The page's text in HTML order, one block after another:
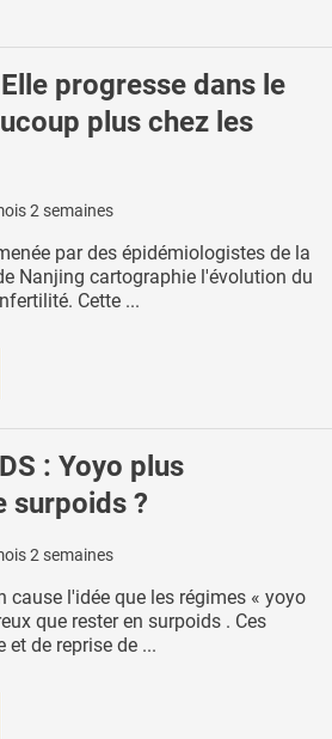
progresse dans le
plus chez les
2 semaines
par des épidémiologistes de la
Nanjing cartographie l'évolution du
Cette ...
: Yoyo plus
surpoids ?
2 semaines
cause l'idée que les régimes « yoyo
que rester en surpoids . Ces
et de reprise de ...